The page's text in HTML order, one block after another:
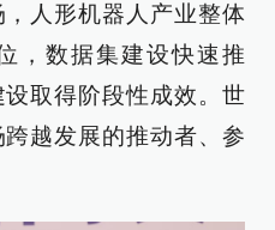
人形机器人产业整体
，数据集建设快速推
取得阶段性成效。世
越发展的推动者、参